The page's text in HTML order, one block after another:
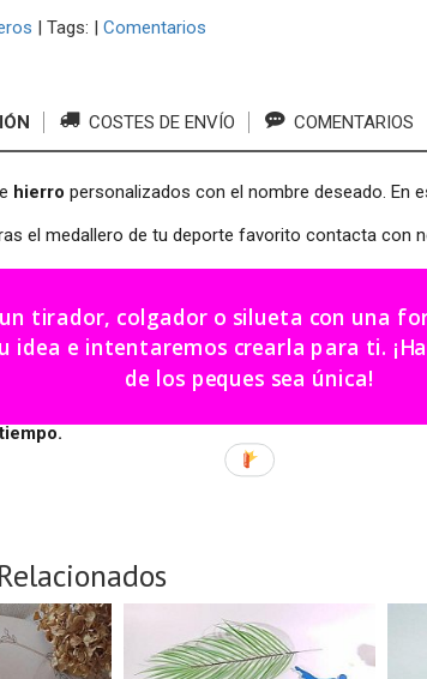
| Tags: | Comentarios
COSTES DE ENVÍO COMENTARIOS
hierro personalizados con el nombre deseado. En
el medallero de tu deporte favorito contacta con
15 - 20 días hábiles aproximadamente.
está hecho a mano y requiere un tiempo de
un tirador, colgador o silueta con una
intentaremos crearla para ti. ¡Haz que la habitación
de los peques sea única!